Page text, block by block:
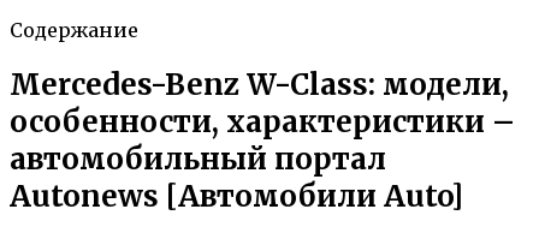
Содержание
Mercedes-Benz W-Class: модели,
особенности, характеристики –
автомобильный портал
Autonews [Автомобили Auto]